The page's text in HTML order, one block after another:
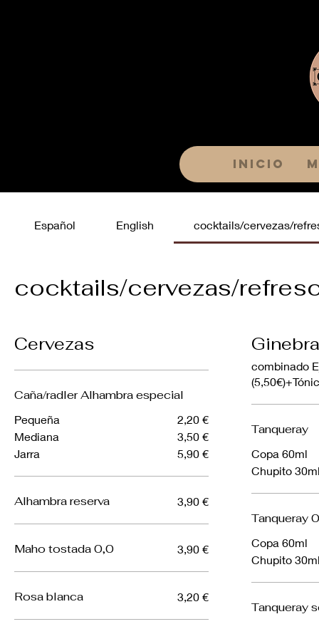
Inicio
Español English cocktails/cervezas/
cocktails/cervezas/
Cervezas
Caña/radler Alhambra especial
Pequeña
2,20 €
Mediana
3,50 €
Jarra
5,90 €
Alhambra reserva 3,90 €
Maho tostada 0,0 3,90 €
Rosa blanca 3,20 €
combinado
Tanqueray
Copa 60ml
Chupito
Tanqueray
Copa 60ml
Chupito
Tanqueray